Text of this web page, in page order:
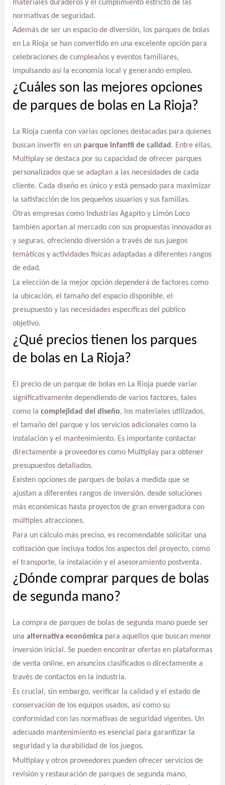
materiales duraderos y el cumplimiento estricto de las
normativas de seguridad.
Además de ser un espacio de diversión, los parques de bolas
en La Rioja se han convertido en una excelente opción para
celebraciones de cumpleaños y eventos familiares,
impulsando así la economía local y generando empleo.
¿Cuáles son las mejores opciones
de parques de bolas en La Rioja?
La Rioja cuenta con varias opciones destacadas para quienes
buscan invertir en un parque infantil de calidad . Entre ellas,
Multiplay se destaca por su capacidad de ofrecer parques
personalizados que se adaptan a las necesidades de cada
cliente. Cada diseño es único y está pensado para maximizar
la satisfacción de los pequeños usuarios y sus familias.
Otras empresas como Industrias Agapito y Limón Loco
también aportan al mercado con sus propuestas innovadoras
y seguras, ofreciendo diversión a través de sus juegos
temáticos y actividades físicas adaptadas a diferentes rangos
de edad.
La elección de la mejor opción dependerá de factores como
la ubicación, el tamaño del espacio disponible, el
presupuesto y las necesidades específicas del público
objetivo.
¿Qué precios tienen los parques
de bolas en La Rioja?
El precio de un parque de bolas en La Rioja puede variar
significativamente dependiendo de varios factores, tales
como la complejidad del diseño, los materiales utilizados,
el tamaño del parque y los servicios adicionales como la
instalación y el mantenimiento. Es importante contactar
directamente a proveedores como Multiplay para obtener
presupuestos detallados.
Existen opciones de parques de bolas a medida que se
ajustan a diferentes rangos de inversión, desde soluciones
más económicas hasta proyectos de gran envergadura con
múltiples atracciones.
Para un cálculo más preciso, es recomendable solicitar una
cotización que incluya todos los aspectos del proyecto, como
el transporte, la instalación y el asesoramiento postventa.
¿Dónde comprar parques de bolas
de segunda mano?
La compra de parques de bolas de segunda mano puede ser
una alternativa económica para aquellos que buscan menor
inversión inicial. Se pueden encontrar ofertas en plataformas
de venta online, en anuncios clasificados o directamente a
través de contactos en la industria.
Es crucial, sin embargo, verificar la calidad y el estado de
conservación de los equipos usados, así como su
conformidad con las normativas de seguridad vigentes. Un
adecuado mantenimiento es esencial para garantizar la
seguridad y la durabilidad de los juegos.
Multiplay y otros proveedores pueden ofrecer servicios de
revisión y restauración de parques de segunda mano,